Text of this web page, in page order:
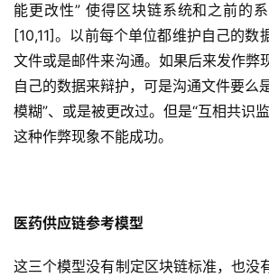
能更改性” 使得区块链系统和之前的
[10,11]。以前每个单位都维护自己的数
文件或是邮件来沟通。如果后来发作弊
自己的数据来辩护，可是沟通文件要么
模糊”、或是被更改过。但是“互相共识
这种作弊现象不能成功。
医药供应链参考模型
这三个模型没有制定区块链标准，也没